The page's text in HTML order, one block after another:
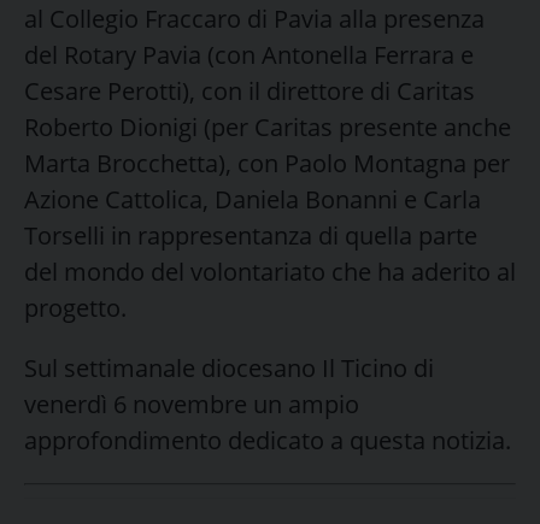
al Collegio Fraccaro di Pavia alla presenza
del Rotary Pavia (con Antonella Ferrara e
Cesare Perotti), con il direttore di Caritas
Roberto Dionigi (per Caritas presente anche
Marta Brocchetta), con Paolo Montagna per
Azione Cattolica, Daniela Bonanni e Carla
Torselli in rappresentanza di quella parte
del mondo del volontariato che ha aderito al
progetto.
Sul settimanale diocesano Il Ticino di
venerdì 6 novembre un ampio
approfondimento dedicato a questa notizia.